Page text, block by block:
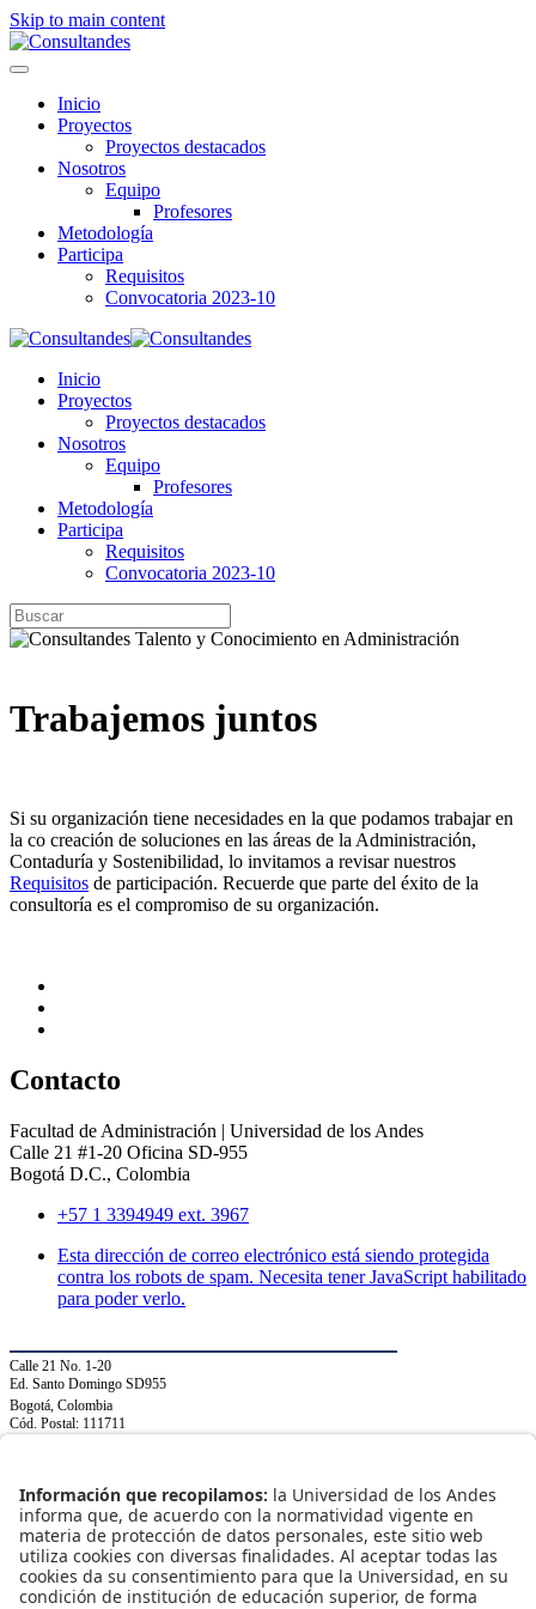
Skip to main content
Inicio
Proyectos
Proyectos destacados
Nosotros
Equipo
Profesores
Metodología
Participa
Requisitos
Convocatoria 2023-10
Inicio
Proyectos
Proyectos destacados
Nosotros
Equipo
Profesores
Metodología
Participa
Requisitos
Convocatoria 2023-10
Trabajemos juntos
Si su organización tiene necesidades en la que podamos trabajar en
la co creación de soluciones en las áreas de la Administración,
Contaduría y Sostenibilidad, lo invitamos a revisar nuestros
Requisitos de participación. Recuerde que parte del éxito de la
consultoría es el compromiso de su organización.
Contacto
Facultad de Administración | Universidad de los Andes
Calle 21 #1-20 Oficina SD-955
Bogotá D.C., Colombia
+57 1 3394949 ext. 3967
Esta dirección de correo electrónico está siendo protegida
contra los robots de spam. Necesita tener JavaScript habilitado
para poder verlo.
Calle 21 No. 1-20
Ed. Santo Domingo SD955
Bogotá, Colombia
Cód. Postal: 111711
NORMATIVIDAD INSTITUCIONAL
Transparencia y acceso a información pública
Uso de datos personales